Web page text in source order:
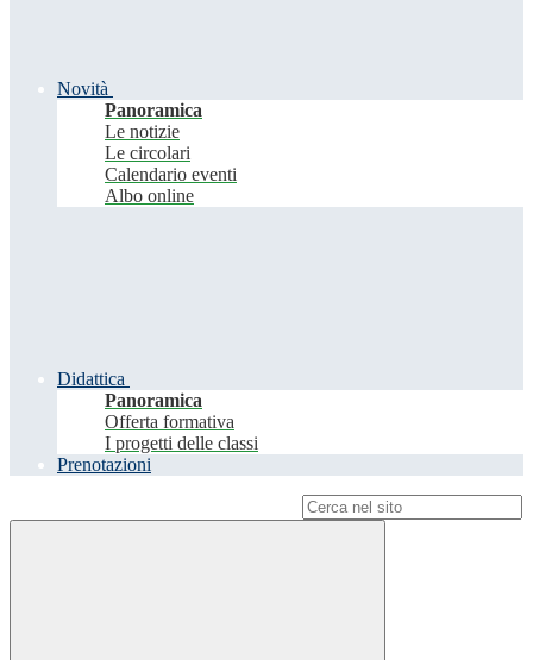
Novità
Panoramica
Le notizie
Le circolari
Calendario eventi
Albo online
Didattica
Panoramica
Offerta formativa
I progetti delle classi
Prenotazioni